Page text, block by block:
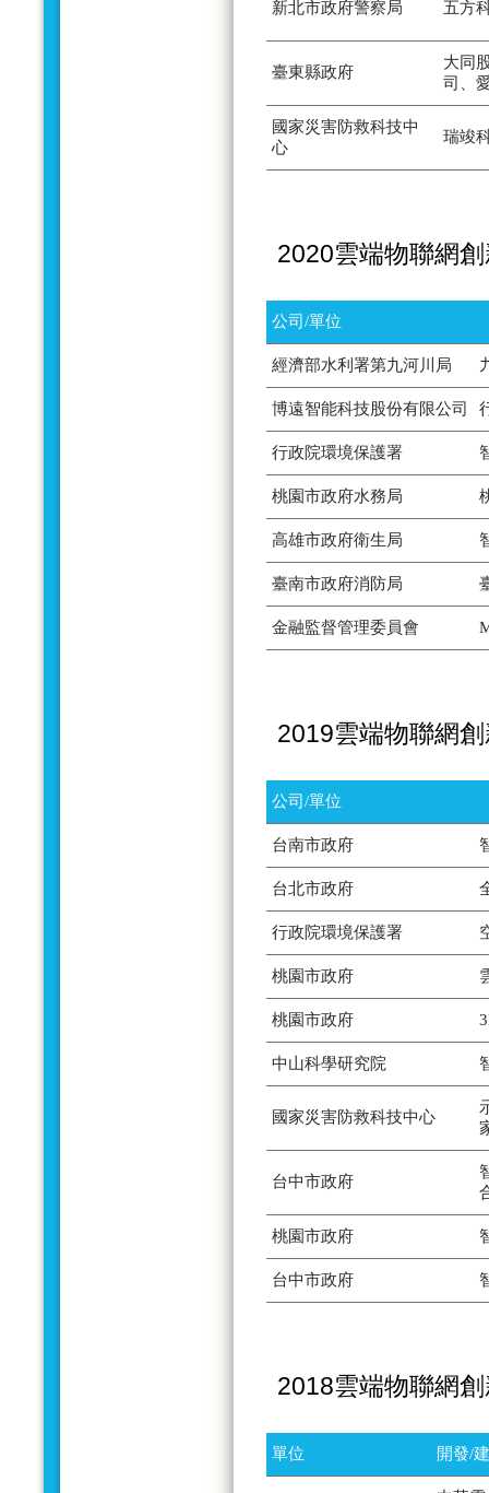
新北市政府警察局 五方
臺東縣政府
大同
司、
國家災害防救科技中
心
瑞竣
2020雲端物聯網
公司/單位
經濟部水利署第九河川局
博遠智能科技股份有限公司
行政院環境保護署
桃園市政府水務局
高雄市政府衛生局
臺南市政府消防局
金融監督管理委員會
2019雲端物聯網
公司/單位
台南市政府
台北市政府
行政院環境保護署
桃園市政府
桃園市政府
中山科學研究院
國家災害防救科技中心
台中市政府
桃園市政府
台中市政府
2018雲端物聯網
單位 開發/